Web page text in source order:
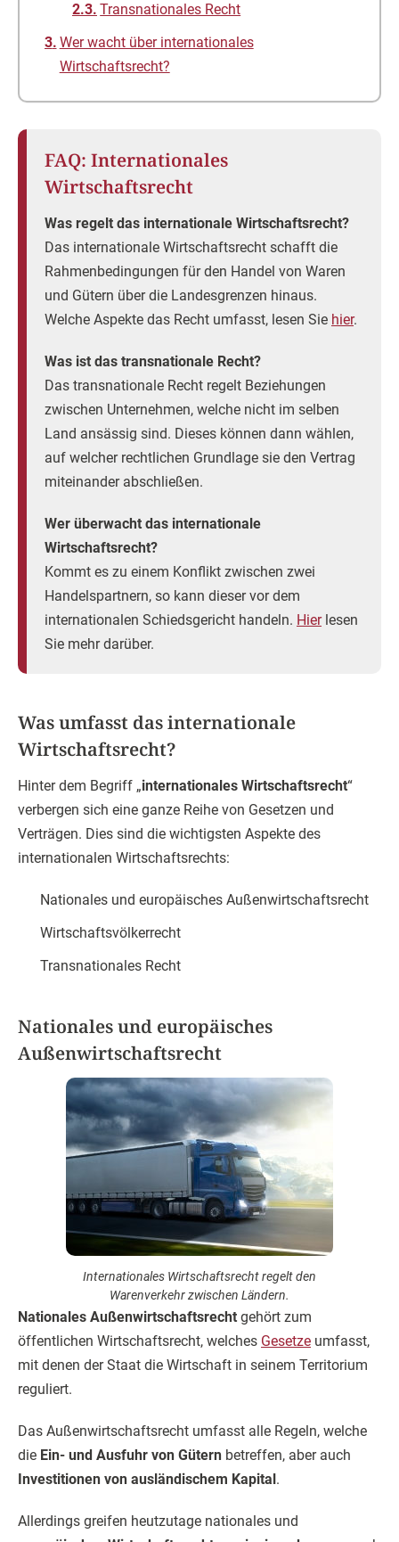
Transnationales Recht
Wer wacht über internationales
Wirtschaftsrecht?
FAQ: Internationales
Wirtschaftsrecht
Was regelt das internationale Wirtschaftsrecht?
Das internationale Wirtschaftsrecht schafft die
Rahmenbedingungen für den Handel von Waren
und Gütern über die Landesgrenzen hinaus.
Welche Aspekte das Recht umfasst, lesen Sie hier.
Was ist das transnationale Recht?
Das transnationale Recht regelt Beziehungen
zwischen Unternehmen, welche nicht im selben
Land ansässig sind. Dieses können dann wählen,
auf welcher rechtlichen Grundlage sie den Vertrag
miteinander abschließen.
Wer überwacht das internationale
Wirtschaftsrecht?
Kommt es zu einem Konflikt zwischen zwei
Handelspartnern, so kann dieser vor dem
internationalen Schiedsgericht handeln. Hierlesen
Sie mehr darüber.
Was umfasst das internationale
Wirtschaftsrecht?
Hinter dem Begriff „internationales Wirtschaftsrecht“
verbergen sich eine ganze Reihe von Gesetzen und
Verträgen. Dies sind die wichtigsten Aspekte des
internationalen Wirtschaftsrechts:
Nationales und europäisches Außenwirtschaftsrecht
Wirtschaftsvölkerrecht
Transnationales Recht
Nationales und europäisches
Außenwirtschaftsrecht
Internationales Wirtschaftsrecht regelt den
Warenverkehr zwischen Ländern.
Nationales Außenwirtschaftsrecht gehört zum
öffentlichen Wirtschaftsrecht, welches Gesetze umfasst,
mit denen der Staat die Wirtschaft in seinem Territorium
reguliert.
Das Außenwirtschaftsrecht umfasst alle Regeln, welche
die Ein- und Ausfuhr von Gütern betreffen, aber auch
Investitionen von ausländischem Kapital.
Allerdings greifen heutzutage nationales und